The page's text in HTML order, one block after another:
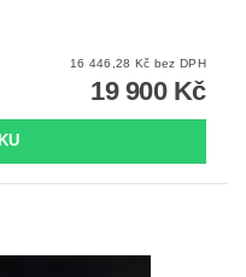
16 446,28 Kč bez DPH
19 900 Kč